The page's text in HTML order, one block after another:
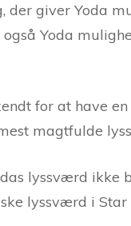
der giver Yoda
Yoda
for at have
magtfulde
lyssværd ikke
lyssværd i